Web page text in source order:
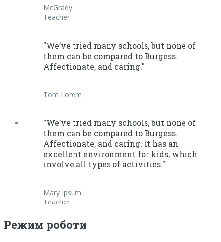
McGrady
Teacher
"We’ve tried many schools, but none of
them can be compared to Burgess.
Affectionate, and caring."
Tom Lorem
"We’ve tried many schools, but none of
them can be compared to Burgess.
Affectionate, and caring. It has an
excellent environment for kids, which
involve all types of activities."
Mary Ipsum
Teacher
Режим роботи